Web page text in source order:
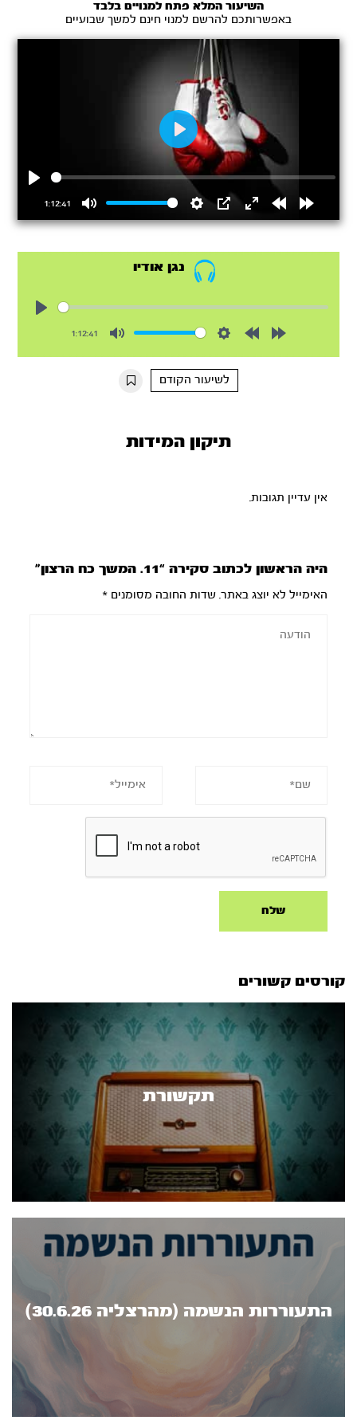
השיעור המלא פתח למנויים בלבד
באפשרותכם להרשם למנוי חינם למשך שבועיים
1:12:41
Mute Settings
PIP
EnterRewindForward
Play
נגן אודיו
1:12:41
לשיעור הקודם
תיקון המידות
אין עדיין תגובות.
היה הראשון לכתוב סקירה “11. המשך כח הרצון”
האימייל לא יוצג באתר. שדות החובה מסומנים*
קורסים קשורים
תקשורת
התעוררות הנשמה (מהרצליה 30.6.26)